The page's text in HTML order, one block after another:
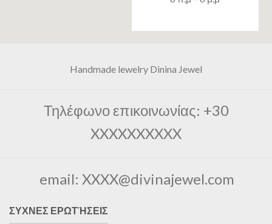
Handmade lewelry Dinina Jewel
Τηλέφωνο επικοινωνίας: +30
XXXXXXXXXX
email: XXXX@divinajewel.com
ΣΥΧΝΕΣ ΕΡΩΤΉΣΕΙΣ